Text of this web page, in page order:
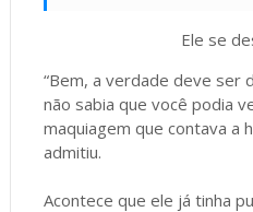
Ele se
“Bem, a verdade deve ser
não sabia que você podia
maquiagem que contava a
admitiu.
Acontece que ele já tinha